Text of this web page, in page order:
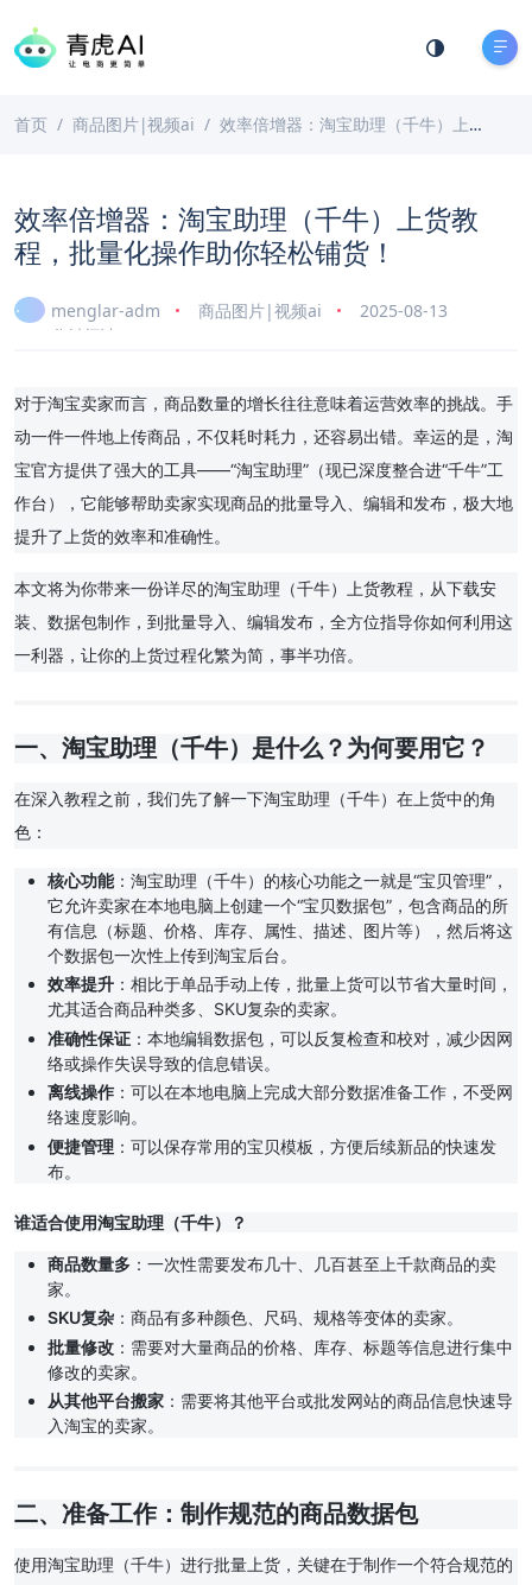
首页 商品图片|视频ai 效率倍增器：淘宝助理（千牛）上货教程，批量化操作助你轻松铺货！
效率倍增器：淘宝助理（千牛）上货教
程，批量化操作助你轻松铺货！
menglar-adm 商品图片|视频ai
2025-08-13
7 分钟阅读
对于淘宝卖家而言，商品数量的增长往往意味着运营效率的挑战。手
动一件一件地上传商品，不仅耗时耗力，还容易出错。幸运的是，淘
宝官方提供了强大的工具——“淘宝助理”（现已深度整合进“千牛”工
作台），它能够帮助卖家实现商品的批量导入、编辑和发布，极大地
提升了上货的效率和准确性。
本文将为你带来一份详尽的淘宝助理（千牛）上货教程，从下载安
装、数据包制作，到批量导入、编辑发布，全方位指导你如何利用这
一利器，让你的上货过程化繁为简，事半功倍。
一、淘宝助理（千牛）是什么？为何要用它？
在深入教程之前，我们先了解一下淘宝助理（千牛）在上货中的角
色：
核心功能：淘宝助理（千牛）的核心功能之一就是“宝贝管理”，
它允许卖家在本地电脑上创建一个“宝贝数据包”，包含商品的所
有信息（标题、价格、库存、属性、描述、图片等），然后将这
个数据包一次性上传到淘宝后台。
效率提升 ：相比于单品手动上传，批量上货可以节省大量时间，
尤其适合商品种类多、SKU复杂的卖家。
准确性保证 ：本地编辑数据包，可以反复检查和校对，减少因网
络或操作失误导致的信息错误。
离线操作 ：可以在本地电脑上完成大部分数据准备工作，不受网
络速度影响。
便捷管理 ：可以保存常用的宝贝模板，方便后续新品的快速发
布。
谁适合使用淘宝助理（千牛）？
商品数量多 ：一次性需要发布几十、几百甚至上千款商品的卖
家。
SKU复杂 ：商品有多种颜色、尺码、规格等变体的卖家。
批量修改 ：需要对大量商品的价格、库存、标题等信息进行集中
修改的卖家。
从其他平台搬家 ：需要将其他平台或批发网站的商品信息快速导
入淘宝的卖家。
二、准备工作：制作规范的商品数据包
使用淘宝助理（千牛）进行批量上货，关键在于制作一个符合规范的